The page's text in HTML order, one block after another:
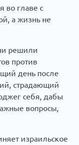
во главе с
а жизнь не
решили
против
день после
страдающий
себя, дабы
вопросы,
израильское